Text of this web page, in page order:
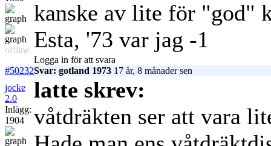
offline
kanske av lite för "god"
Esta, '73 var jag -1
Logga in för att svara
#50232Svar: gotland 1973 17 år, 8 månader sen
jocke
2.0
Inlägg:
1904
latte skrev:
våtdräkten ser att vara